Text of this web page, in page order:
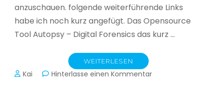
anzuschauen. folgende weiterführende Links
habe ich noch kurz angefügt. Das Opensource
Tool Autopsy – Digital Forensics das kurz …
WEITERLESEN
Kai Hinterlasse einen Kommentarzu